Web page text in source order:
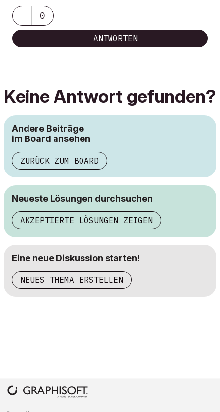
0
ANTWORTEN
Keine Antwort gefunden?
Andere Beiträge
im Board ansehen
ZURÜCK ZUM BOARD
Neueste Lösungen durchsuchen
AKZEPTIERTE LÖSUNGEN ZEIGEN
Eine neue Diskussion starten!
NEUES THEMA ERSTELLEN